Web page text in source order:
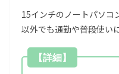
15インチのノートパソコ
以外でも通勤や普段使い
【詳細】